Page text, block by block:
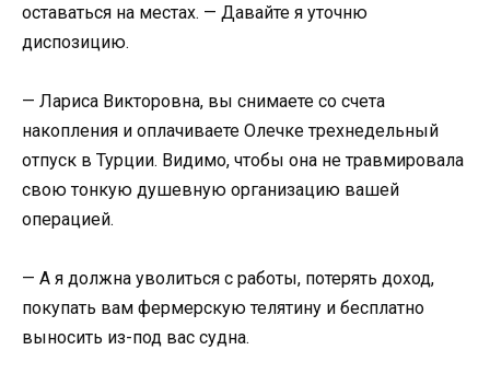
оставаться на местах. — Давайте я уточню
диспозицию.
— Лариса Викторовна, вы снимаете со счета
накопления и оплачиваете Олечке трехнедельный
отпуск в Турции. Видимо, чтобы она не травмировала
свою тонкую душевную организацию вашей
операцией.
— А я должна уволиться с работы, потерять доход,
покупать вам фермерскую телятину и бесплатно
выносить из-под вас судна.